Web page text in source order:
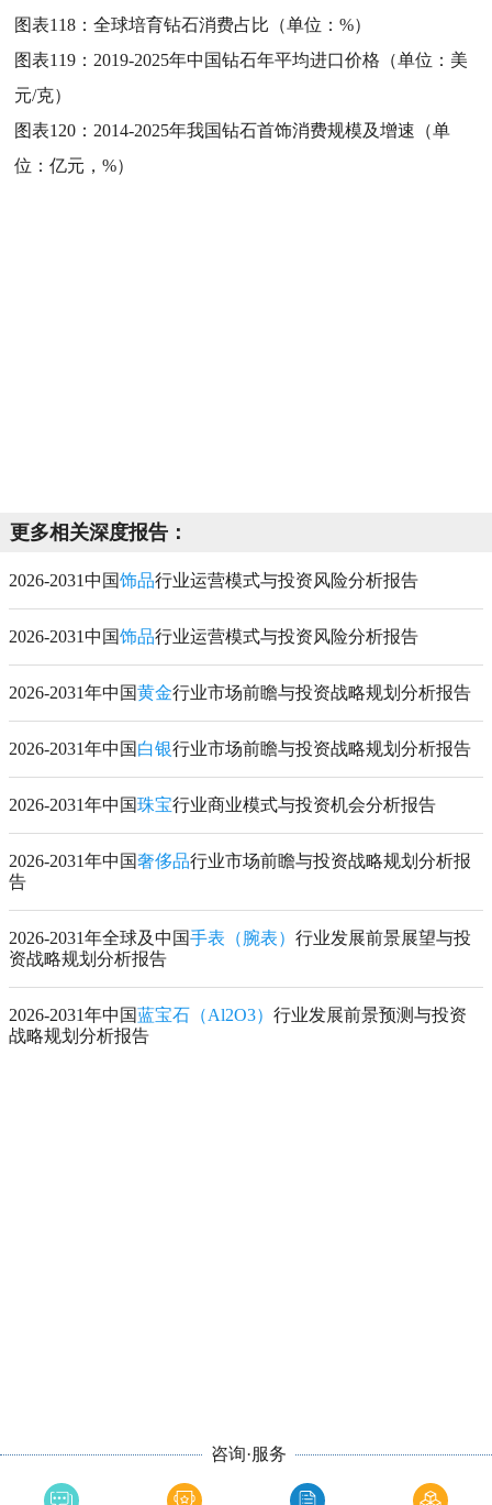
图表118：全球培育钻石消费占比（单位：%）
图表119： 2019-2025年中国钻石年平均进口价格（单位：美
元/克）
图表120： 2014-2025年我国钻石首饰消费规模及增速（单
位：亿元，%）
更多相关深度报告：
2026-2031中国饰品行业运营模式与投资风险分析报告
2026-2031中国饰品行业运营模式与投资风险分析报告
2026-2031年中国黄金行业市场前瞻与投资战略规划分析报告
2026-2031年中国 白银行业市场前瞻与投资战略规划分析报告
2026-2031年中国珠宝行业商业模式与投资机会分析报告
2026-2031年中国奢侈品行业市场前瞻与投资战略规划分析报
告
2026-2031年全球及中国手表（腕表） 行业发展前景展望与投
资战略规划分析报告
2026-2031年中国蓝宝石（Al2O3） 行业发展前景预测与投资
战略规划分析报告
咨询·服务